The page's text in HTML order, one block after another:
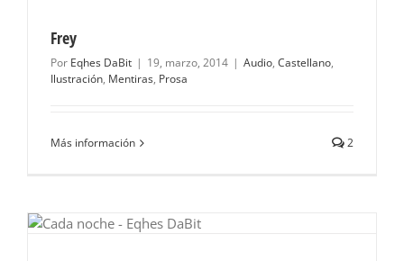
Frey
Por Eqhes DaBit | 19, marzo, 2014 | Audio, Castellano,
Ilustración, Mentiras, Prosa
Más información 2